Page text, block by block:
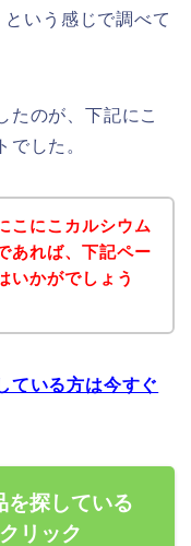
いう感じで調べて
たのが、下記にこ
でした。
こにこカルシウム
あれば、下記ペー
いかがでしょう
ている方は今すぐ
を探している
リック